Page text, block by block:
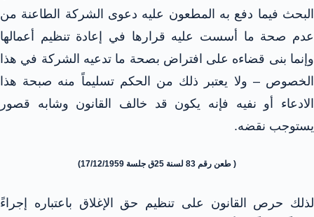
البحث فيما دفع به المطعون عليه دعوى الشركة الطاعنة من
عدم صحة ما أسست عليه قرارها في إعادة تنظيم أعمالها
وإنما بنى قضاءه على افتراض بصحة ما تدعيه الشركة في هذا
الخصوص – ولا يعتبر ذلك من الحكم تسليماً منه صبحة هذا
الادعاء أو نفيه فإنه يكون قد خالف القانون وشابه قصور
يستوجب نقضه.
( طعن رقم 83 لسنة 25ق جلسة 17/12/1959)
لذلك حرص القانون على تنظيم حق الإغلاق باعتباره إجراءً